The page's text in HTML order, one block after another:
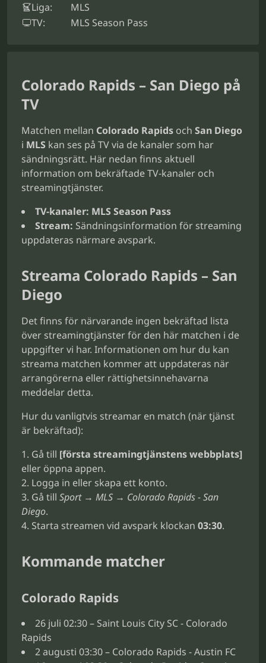
Liga:
MLS
TV:
MLS Season Pass
Colorado Rapids – San Diego på
TV
Matchen mellan Colorado Rapids och San Diego
i MLS kan ses på TV via de kanaler som har
sändningsrätt. Här nedan finns aktuell
information om bekräftade TV-kanaler och
streamingtjänster.
TV-kanaler: MLS Season Pass
Stream: Sändningsinformation för streaming
uppdateras närmare avspark.
Streama Colorado Rapids – San
Diego
Det finns för närvarande ingen bekräftad lista
över streamingtjänster för den här matchen i de
uppgifter vi har. Informationen om hur du kan
streama matchen kommer att uppdateras när
arrangörerna eller rättighetsinnehavarna
meddelar detta.
Hur du vanligtvis streamar en match (när tjänst
är bekräftad):
Gå till [första streamingtjänstens webbplats]
eller öppna appen.
Logga in eller skapa ett konto.
Gå till Sport → MLS → Colorado Rapids - San
Diego.
Starta streamen vid avspark klockan 03:30.
Kommande matcher
Colorado Rapids
26 juli 02:30 – Saint Louis City SC - Colorado
Rapids
2 augusti 03:30 – Colorado Rapids - Austin FC